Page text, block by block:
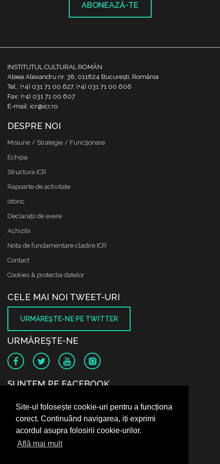
Site-ul folosește cookie-uri pentru a funcționa
corect. Continuând navigarea, iți exprimi
acordul asupra folosirii cookie-urilor.
Află mai mult
ABONEAZĂ-TE
INSTITUTUL CULTURAL ROMÂN
Aleea Alexandru nr. 38, 011824 București, România
Tel.: (+4) 031 71 00 627, (+4) 031 71 00 606
Fax: (+4) 031 71 00 607
E-mail: icr@icr.ro
DESPRE NOI
Misiune / Strategie / Funcţionare
Echipa
Structura ICR
Rapoarte de activitate
Istoric
Declaraţii de avere
Achizitii
Nota de fundamentare cladire ICR
Contact
Cookies & protectia datelor
CELE MAI NOI TWEET-URI
URMĂREŞTE-NE PE TWITTER
URMĂREŞTE-NE
SUNTEM PE FACEBOOK